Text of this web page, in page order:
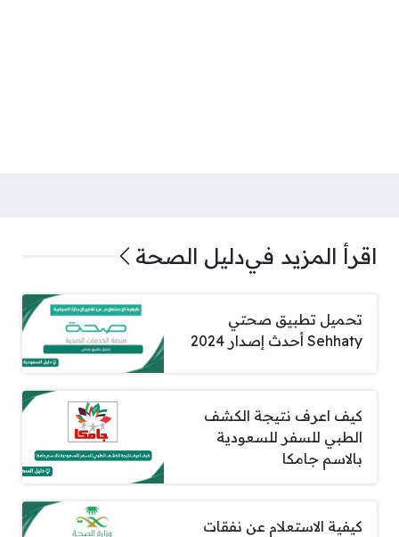
اقرأ المزيد فيدليل الصحة
تحميل تطبيق صحتي
Sehhaty أحدث إصدار 2024
كيف اعرف نتيجة الكشف
الطبي للسفر للسعودية
بالاسم جامكا
كيفية الاستعلام عن نفقات